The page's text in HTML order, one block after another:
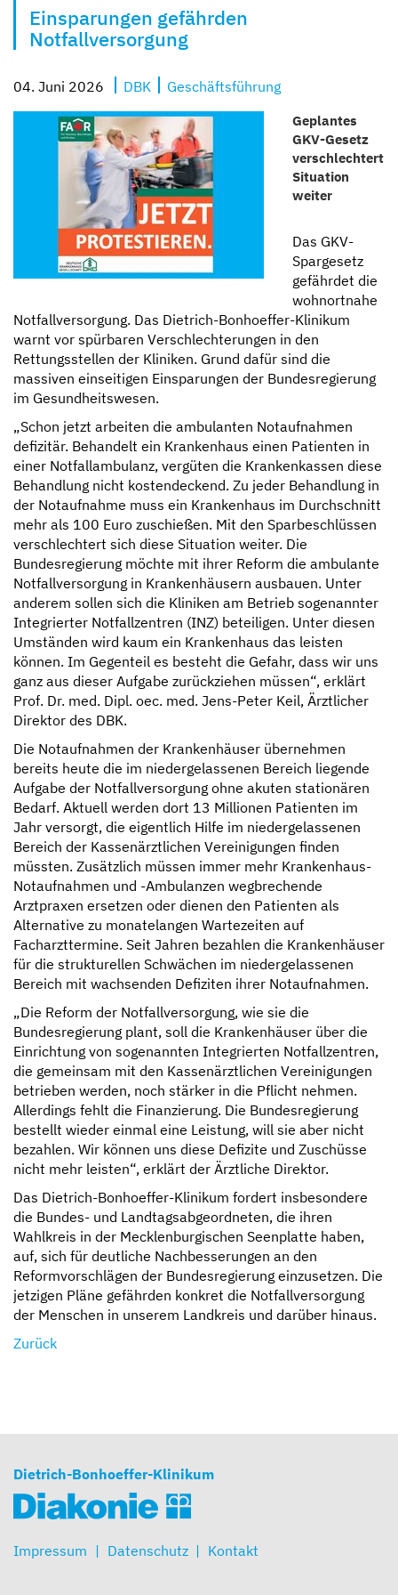
Kompetent und zugewandt
Mit besten Aussichten
Sicher und geborgen
Erzähl sie uns auf
Einsparungen gefährden
Notfallversorgung
04. Juni 2026 DBK Geschäftsführung
Geplantes
GKV-Gesetz
verschlechtert
Situation
weiter
Das GKV-
Spargesetz
gefährdet die
wohnortnahe
Notfallversorgung. Das Dietrich-Bonhoeffer-Klinikum
warnt vor spürbaren Verschlechterungen in den
Rettungsstellen der Kliniken. Grund dafür sind die
massiven einseitigen Einsparungen der Bundesregierung
im Gesundheitswesen.
„Schon jetzt arbeiten die ambulanten Notaufnahmen
defizitär. Behandelt ein Krankenhaus einen Patienten in
einer Notfallambulanz, vergüten die Krankenkassen diese
Behandlung nicht kostendeckend. Zu jeder Behandlung in
der Notaufnahme muss ein Krankenhaus im Durchschnitt
mehr als 100 Euro zuschießen. Mit den Sparbeschlüssen
verschlechtert sich diese Situation weiter. Die
Bundesregierung möchte mit ihrer Reform die ambulante
Notfallversorgung in Krankenhäusern ausbauen. Unter
anderem sollen sich die Kliniken am Betrieb sogenannter
Integrierter Notfallzentren (INZ) beteiligen. Unter diesen
Umständen wird kaum ein Krankenhaus das leisten
können. Im Gegenteil es besteht die Gefahr, dass wir uns
ganz aus dieser Aufgabe zurückziehen müssen“, erklärt
Prof. Dr. med. Dipl. oec. med. Jens-Peter Keil, Ärztlicher
Direktor des DBK.
Die Notaufnahmen der Krankenhäuser übernehmen
bereits heute die im niedergelassenen Bereich liegende
Aufgabe der Notfallversorgung ohne akuten stationären
Bedarf. Aktuell werden dort 13 Millionen Patienten im
Jahr versorgt, die eigentlich Hilfe im niedergelassenen
Bereich der Kassenärztlichen Vereinigungen finden
müssten. Zusätzlich müssen immer mehr Krankenhaus-
Notaufnahmen und -Ambulanzen wegbrechende
Arztpraxen ersetzen oder dienen den Patienten als
Alternative zu monatelangen Wartezeiten auf
Facharzttermine. Seit Jahren bezahlen die Krankenhäuser
für die strukturellen Schwächen im niedergelassenen
Bereich mit wachsenden Defiziten ihrer Notaufnahmen.
„Die Reform der Notfallversorgung, wie sie die
Bundesregierung plant, soll die Krankenhäuser über die
Einrichtung von sogenannten Integrierten Notfallzentren,
die gemeinsam mit den Kassenärztlichen Vereinigungen
betrieben werden, noch stärker in die Pflicht nehmen.
Allerdings fehlt die Finanzierung. Die Bundesregierung
bestellt wieder einmal eine Leistung, will sie aber nicht
bezahlen. Wir können uns diese Defizite und Zuschüsse
nicht mehr leisten“, erklärt der Ärztliche Direktor.
Das Dietrich-Bonhoeffer-Klinikum fordert insbesondere
die Bundes- und Landtagsabgeordneten, die ihren
Wahlkreis in der Mecklenburgischen Seenplatte haben,
auf, sich für deutliche Nachbesserungen an den
Reformvorschlägen der Bundesregierung einzusetzen. Die
jetzigen Pläne gefährden konkret die Notfallversorgung
der Menschen in unserem Landkreis und darüber hinaus.
Zurück
Dietrich-Bonhoeffer-Klinikum
Impressum Datenschutz Kontakt